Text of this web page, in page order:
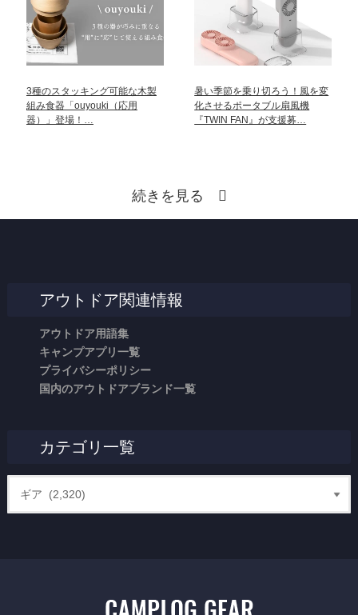
3種のスタッキング可能な木製
組み食器「ouyouki（応用
器）」登場！…
暑い季節を乗り切ろう！風を変
化させるポータブル扇風機
『TWIN FAN』が支援募…
続きを見る
アウトドア関連情報
アウトドア用語集
キャンプアプリ一覧
プライバシーポリシー
国内のアウトドアブランド一覧
カテゴリ一覧